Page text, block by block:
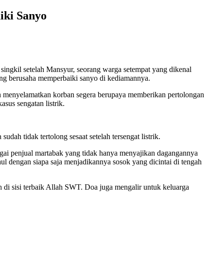
Sanyo
setelah Mansyur, seorang warga setempat yang dikenal
berusaha memperbaiki sanyo di kediamannya.
korban segera berupaya memberikan pertolongan
sengatan listrik.
tidak tertolong sesaat setelah tersengat listrik.
penjual martabak yang tidak hanya menyajikan dagangannya
dengan siapa saja menjadikannya sosok yang dicintai di tengah
di sisi terbaik Allah SWT. Doa juga mengalir untuk keluarga